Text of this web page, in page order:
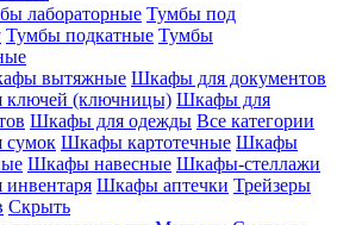
лабораторные Тумбы под
Тумбы подкатные Тумбы
вытяжные Шкафы для документов
(ключницы) Шкафы для
Шкафы для одежды Все категории
Шкафы картотечные Шкафы
Шкафы навесные Шкафы-стеллажи
Шкафы аптечки Трейзеры
Скрыть